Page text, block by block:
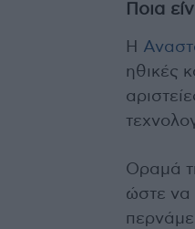
Ποια
Η
ηθικές
Οραμά
ώστε να